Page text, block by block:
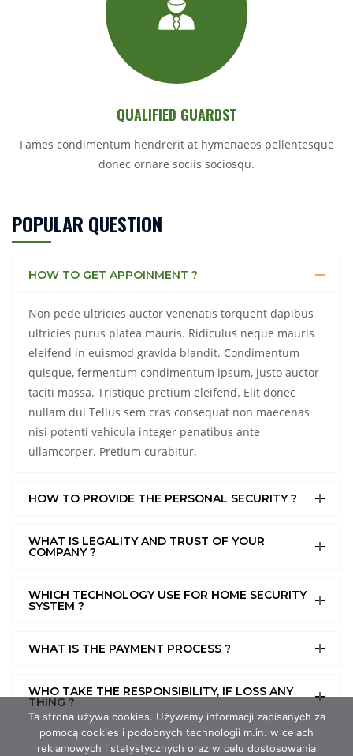
QUALIFIED GUARDST
Fames condimentum hendrerit at hymenaeos pellentesque
donec ornare sociis sociosqu.
POPULAR QUESTION
HOW TO GET APPOINMENT ?
Non pede ultricies auctor venenatis torquent dapibus
ultricies purus platea mauris. Ridiculus neque mauris
eleifend in euismod gravida blandit. Condimentum
quisque, fermentum condimentum ipsum, justo auctor
taciti massa. Tristique pretium eleifend. Elit donec
nullam dui Tellus sem cras consequat non maecenas
nisi potenti vehicula integer penatibus ante
ullamcorper. Pretium curabitur.
HOW TO PROVIDE THE PERSONAL SECURITY ?
WHAT IS LEGALITY AND TRUST OF YOUR
COMPANY ?
WHICH TECHNOLOGY USE FOR HOME SECURITY
SYSTEM ?
WHAT IS THE PAYMENT PROCESS ?
WHO TAKE THE RESPONSIBILITY, IF LOSS ANY
THING ?
Ta strona używa cookies. Używamy informacji zapisanych za
pomocą cookies i podobnych technologii m.in. w celach
reklamowych i statystycznych oraz w celu dostosowania